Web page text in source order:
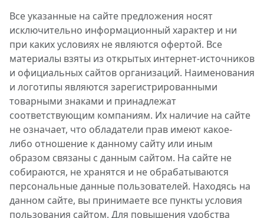
Все указанные на сайте предложения носят
исключительно информационный характер и ни
при каких условиях не являются офертой. Все
материалы взяты из открытых интернет-источников
и официальных сайтов организаций. Наименования
и логотипы являются зарегистрированными
товарными знаками и принадлежат
соответствующим компаниям. Их наличие на сайте
не означает, что обладатели прав имеют какое-
либо отношение к данному сайту или иным
образом связаны с данным сайтом. На сайте не
собираются, не хранятся и не обрабатываются
персональные данные пользователей. Находясь на
данном сайте, вы принимаете все пункты условия
пользования сайтом. Для повышения удобства